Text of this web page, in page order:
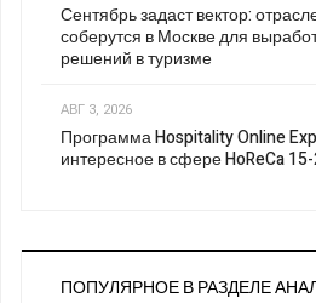
Сентябрь задаст вектор:
соберутся в Москве для
решений в туризме
АВГ 3, 2026
Программа Hospitality Online
интересное в сфере HoReCa
ПОПУЛЯРНОЕ В РАЗДЕЛЕ